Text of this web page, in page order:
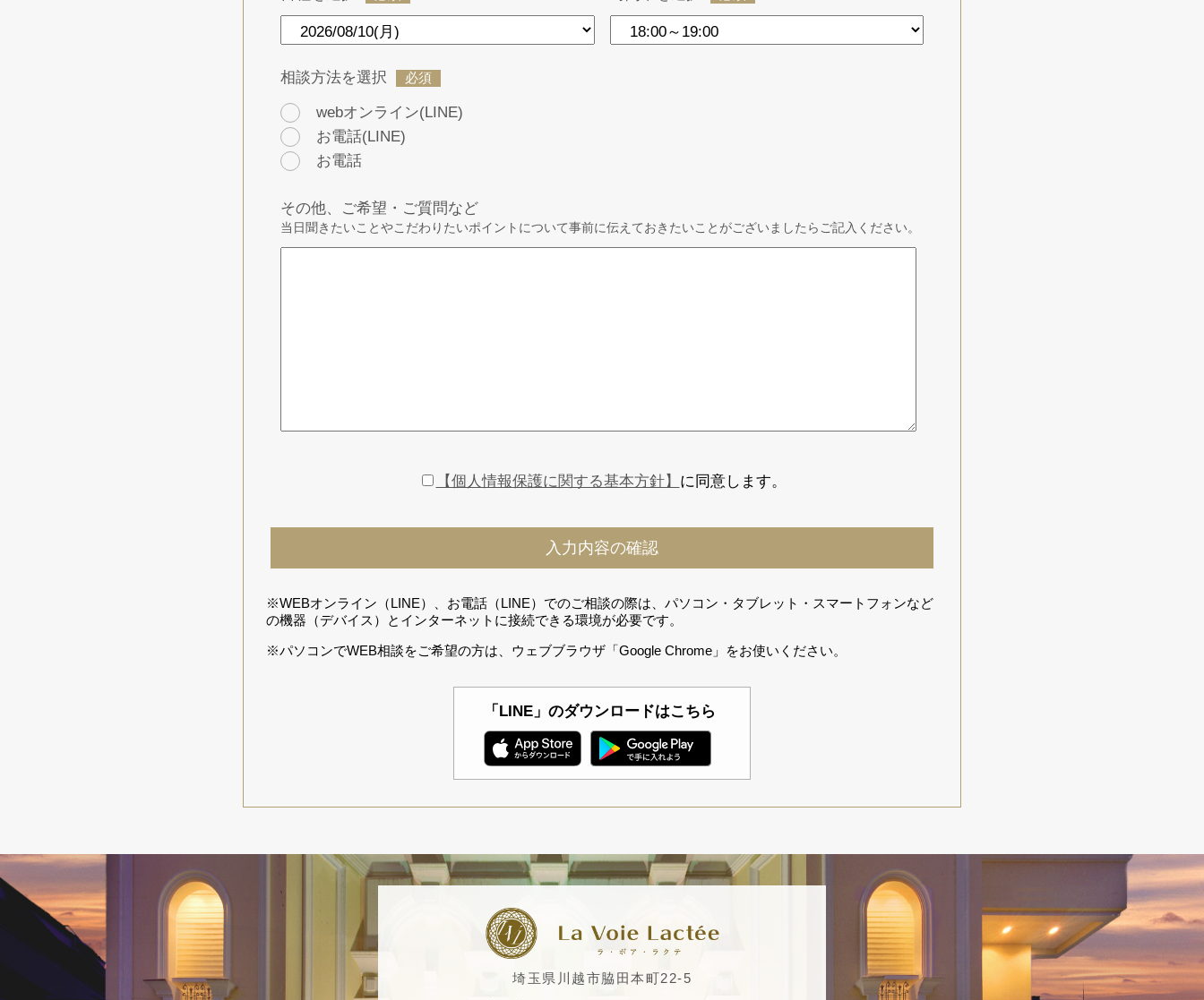
相談方法を選択 必須
webオンライン(LINE)
お電話(LINE)
お電話
その他、ご希望・ご質問など
当日聞きたいことやこだわりたいポイントについて事前に伝えておきたいことがございましたらご記入ください。
【個人情報保護に関する基本方針】 に同意します。
※WEBオンライン（LINE）、お電話（LINE）でのご相談の際は、パソコン・タブレット・スマートフォンなど
の機器（デバイス）とインターネットに接続できる環境が必要です。
※パソコンでWEB相談をご希望の方は、ウェブブラウザ「Google Chrome」をお使いください。
「LINE」のダウンロードはこちら
埼玉県川越市脇田本町22-5